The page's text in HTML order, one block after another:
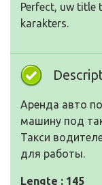
Perfect, uw title
karakters.
Аренда авто
машину под
Такси
для работы.
Lengte : 145